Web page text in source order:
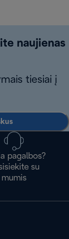
naujienas
tiesiai į
pagalbos?
su
mumis